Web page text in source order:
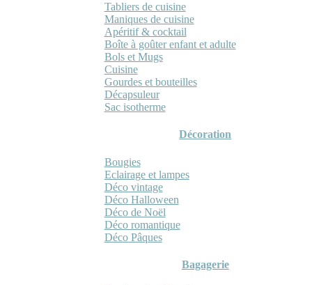
Tabliers de cuisine
Maniques de cuisine
Apéritif & cocktail
Boîte à goûter enfant et adulte
Bols et Mugs
Cuisine
Gourdes et bouteilles
Décapsuleur
Sac isotherme
Décoration
Bougies
Eclairage et lampes
Déco vintage
Déco Halloween
Déco de Noël
Déco romantique
Déco Pâques
Bagagerie